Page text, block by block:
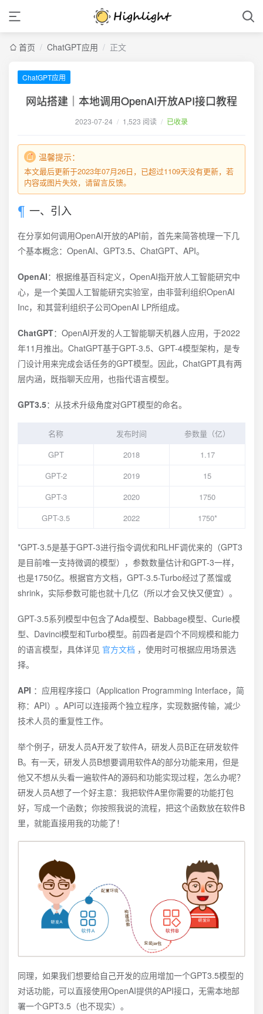
首页 / ChatGPT应用 / 正文
ChatGPT应用
网站搭建｜本地调用OpenAI开放API接口教程
2023-07-24 / 1,523 阅读 / 已收录
温馨提示：
本文最后更新于2023年07月26日，已超过1109天没有更新，若
内容或图片失效，请留言反馈。
一、引入
在分享如何调用OpenAI开放的API前，首先来简答梳理一下几
个基本概念：OpenAI、GPT3.5、ChatGPT、API。
OpenAI：根据维基百科定义，OpenAI指开放人工智能研究中
心，是一个美国人工智能研究实验室，由非营利组织OpenAI
Inc，和其营利组织子公司OpenAI LP所组成。
ChatGPT：OpenAI开发的人工智能聊天机器人应用，于2022
年11月推出。ChatGPT基于GPT-3.5、GPT-4模型架构，是专
门设计用来完成会话任务的GPT模型。因此，ChatGPT具有两
层内涵，既指聊天应用，也指代语言模型。
GPT3.5：从技术升级角度对GPT模型的命名。
名称 发布时间
参数量（亿）
GPT
2018
1.17
GPT-2
2019
15
GPT-3
2020
1750
GPT-3.5
2022 1750*
*GPT-3.5是基于GPT-3进行指令调优和RLHF调优来的（GPT3
是目前唯一支持微调的模型），参数数量估计和GPT-3一样，
也是1750亿。根据官方文档，GPT-3.5-Turbo经过了蒸馏或
shrink，实际参数可能也就十几亿（所以才会又快又便宜）。
GPT-3.5系列模型中包含了Ada模型、Babbage模型、Curie模
型、Davinci模型和Turbo模型。前四者是四个不同规模和能力
的语言模型，具体详见 官方文档 ，使用时可根据应用场景选
择。
API ：应用程序接口（Application Programming Interface，简
称：API）。API可以连接两个独立程序，实现数据传输，减少
技术人员的重复性工作。
举个例子，研发人员A开发了软件A，研发人员B正在研发软件
B。有一天，研发人员B想要调用软件A的部分功能来用，但是
他又不想从头看一遍软件A的源码和功能实现过程，怎么办呢？
研发人员A想了一个好主意：我把软件A里你需要的功能打包
好，写成一个函数；你按照我说的流程，把这个函数放在软件B
里，就能直接用我的功能了！
同理，如果我们想要给自己开发的应用增加一个GPT3.5模型的
对话功能，可以直接使用OpenAI提供的API接口，无需本地部
署一个GPT3.5（也不现实）。